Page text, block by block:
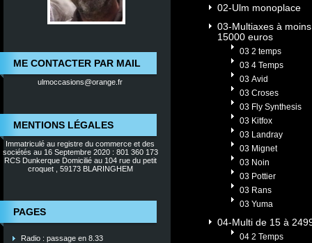
ME CONTACTER PAR MAIL
ulmoccasions@orange.fr
MENTIONS LÉGALES
Immatriculé au registre du commerce et des
sociétés au 16 Septembre 2020 : 801 360 173
RCS Dunkerque Domicilié au 104 rue du petit
croquet , 59173 BLARINGHEM
PAGES
Radio : passage en 8.33
02-Ulm monoplace
03-Multiaxes à
15000 euros
03 2 temps
03 4 Temps
03 Avid
03 Croses
03 Fly Synthesis
03 Kitfox
03 Landray
03 Mignet
03 Noin
03 Pottier
03 Rans
03 Yuma
04-Multi de 15 à
04 2 Temps